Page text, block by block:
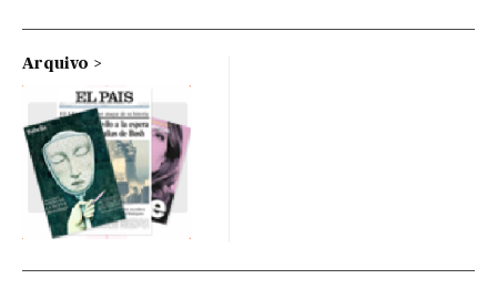
Arquivo